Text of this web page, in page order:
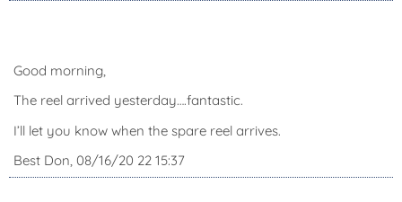
Good morning,
The reel arrived yesterday….fantastic.
I’ll let you know when the spare reel arrives.
Best Don, 08/16/20 22 15:37